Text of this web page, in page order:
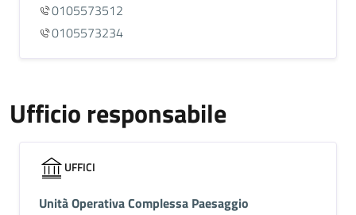
0105573512
0105573234
Ufficio responsabile
UFFICI
Unità Operativa Complessa Paesaggio